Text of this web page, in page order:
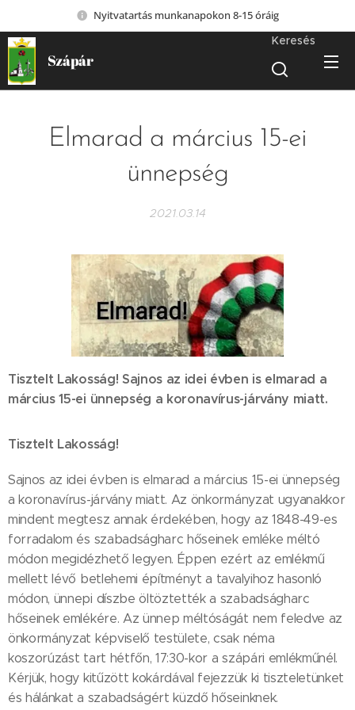
Nyitvatartás munkanapokon 8-15 óráig
Szápár
Keresés
Elmarad a március 15-ei
ünnepség
2021.03.14
Tisztelt Lakosság! Sajnos az idei évben is elmarad a
március 15-ei ünnepség a koronavírus-járvány miatt.
Tisztelt Lakosság!
Sajnos az idei évben is elmarad a március 15-ei ünnepség
a koronavírus-járvány miatt. Az önkormányzat ugyanakkor
mindent megtesz annak érdekében, hogy az 1848-49-es
forradalom és szabadságharc hőseinek emléke méltó
módon megidézhető legyen. Éppen ezért az emlékmű
mellett lévő betlehemi építményt a tavalyihoz hasonló
módon, ünnepi díszbe öltöztették a szabadságharc
hőseinek emlékére. Az ünnep méltóságát nem feledve az
önkormányzat képviselő testülete, csak néma
koszorúzást tart hétfőn, 17:30-kor a szápári emlékműnél.
Kérjük, hogy kitűzött kokárdával fejezzük ki tiszteletünket
és hálánkat a szabadságért küzdő hőseinknek.